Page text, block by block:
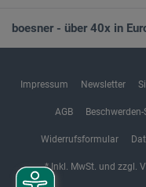
boesner - über 40x in
Impressum Newsletter
AGB
Widerrufsformular
* Inkl. MwSt. und zzgl.